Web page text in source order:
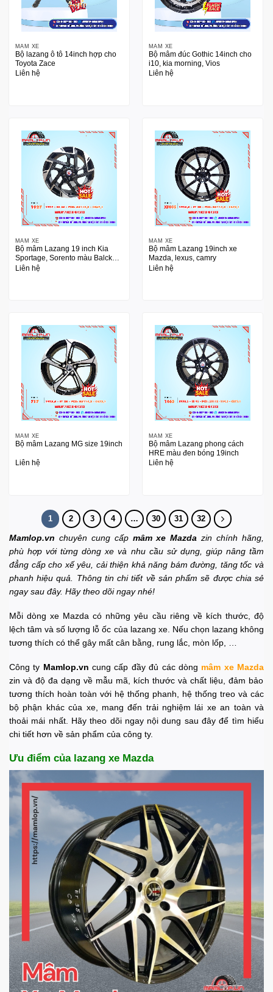
MÂM XE
Bộ lazang ô tô 14inch hợp cho
Toyota Zace
Liên hệ
MÂM XE
Bộ mâm đúc Gothic 14inch cho
i10, kia morning, Vios
Liên hệ
MÂM XE
Bộ mâm Lazang 19 inch Kia
Sportage, Sorento màu Balck
Machined
Liên hệ
MÂM XE
Bộ mâm Lazang 19inch xe
Mazda, lexus, camry
Liên hệ
MÂM XE
Bộ mâm Lazang MG size 19inch
Liên hệ
MÂM XE
Bộ mâm Lazang phong cách
HRE màu đen bóng 19inch
Liên hệ
1 2 3 4 … 30 31 32
Mamlop.vn chuyên cung cấpmâm xe Mazdazinchính hãng,
phù hợp với từng dòng xe và nhu cầu sử dụng, giúp nâng tầm
đẳng cấp cho xế yêu, cải thiện khả năng bám đường, tăng tốc và
phanh hiệu quả. Thông tin chi tiết về sản phẩm sẽ được chia sẻ
ngay sau đây. Hãy theo dõi ngay nhé!
Mỗi dòng xe Mazda có những yêu cầu riêng về kích thước, độ
lệch tâm và số lượng lỗ ốc của lazang xe. Nếu chọn lazang không
tương thích có thể gây mất cân bằng, rung lắc, mòn lốp, …
Công ty Mamlop.vncung cấp đầy đủ các dòng mâm xe Mazda
zin và độ đa dạng về mẫu mã, kích thước và chất liệu, đảm bảo
tương thích hoàn toàn với hệ thống phanh, hệ thống treo và các
bộ phận khác của xe, mang đến trải nghiệm lái xe an toàn và
thoải mái nhất. Hãy theo dõi ngay nội dung sau đây để tìm hiểu
chi tiết hơn về sản phẩm của công ty.
Ưu điểm của lazang xe Mazda